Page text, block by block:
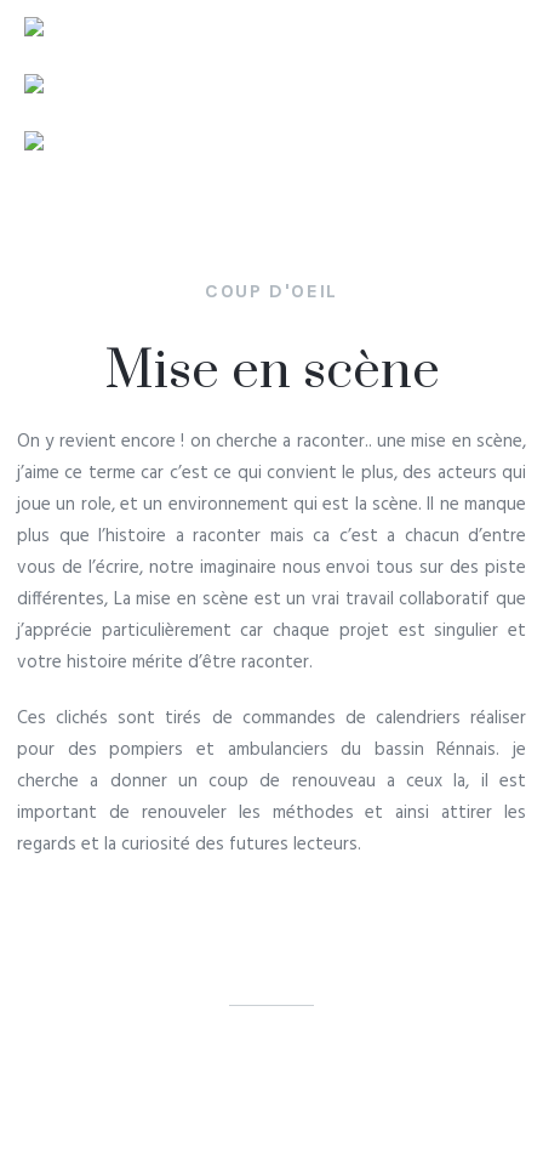
COUP D'OEIL
Mise en scène
On y revient encore ! on cherche a raconter.. une mise en scène,
j’aime ce terme car c’est ce qui convient le plus, des acteurs qui
joue un role, et un environnement qui est la scène. Il ne manque
plus que l’histoire a raconter mais ca c’est a chacun d’entre
vous de l’écrire, notre imaginaire nous envoi tous sur des piste
différentes, La mise en scène est un vrai travail collaboratif que
j’apprécie particulièrement car chaque projet est singulier et
votre histoire mérite d’être raconter.
Ces clichés sont tirés de commandes de calendriers réaliser
pour des pompiers et ambulanciers du bassin Rénnais. je
cherche a donner un coup de renouveau a ceux la, il est
important de renouveler les méthodes et ainsi attirer les
regards et la curiosité des futures lecteurs.